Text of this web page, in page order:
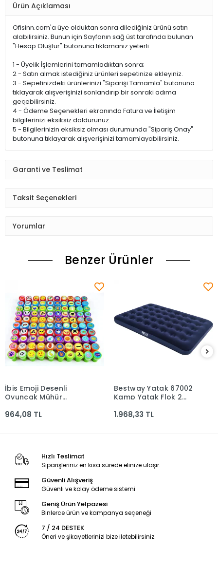
Ürün Açıklaması
Ofisinn.com'a üye olduktan sonra dilediğiniz ürünü satın
alabilirsiniz. Bunun için Sayfanın sağ üst tarafında bulunan
"Hesap Oluştur" butonuna tıklamanız yeterli.
1 - Üyelik İşlemlerini tamamladıktan sonra;
2 - Satın almak istediğiniz ürünleri sepetinize ekleyiniz.
3 - Sepetinizdeki ürünlerinizi "Siparişi Tamamla" butonuna
tıklayarak alışverişinizi sonlandırıp bir sonraki adıma
geçebilirsiniz.
4 - Ödeme Seçenekleri ekranında Fatura ve İletişim
bilgilerinizi eksiksiz doldurunuz.
5 - Bilgilerinizin eksiksiz olması durumunda "Sipariş Onay"
butonuna tıklayarak alışverişinizi tamamlayabilirsiniz.
Garanti ve Teslimat
Taksit Seçenekleri
Yorumlar
Benzer Ürünler
Sepete Ekle
İbis Emoji Desenli
Oyuncak Mühür
964,08 TL
Sepete Ekle
Bestway Yatak 67002
Kamp Yatak Flok 2
916225 *4
1.968,33 TL
Hızlı Teslimat
Siparişleriniz en kısa sürede elinize ulaşır.
Güvenli Alışveriş
Güvenli ve kolay ödeme sistemi
Geniş Ürün Yelpazesi
Binlerce ürün ve kampanya seçeneği
7 / 24 DESTEK
Öneri ve şikayetlerinizi bize iletebilirsiniz.